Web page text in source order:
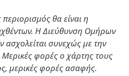
θα είναι η
Η Διεύθυνση Ομήρων
ασχολείται συνεχώς με την
Μερικές φορές ο χάρτης τους
μερικές φορές ασαφής.